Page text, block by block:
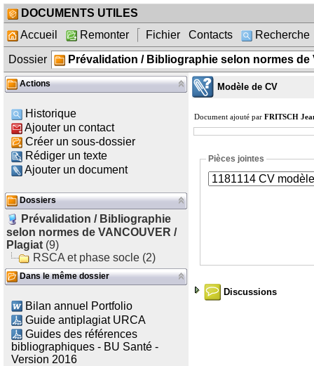
DOCUMENTS UTILES
Accueil
Remonter Fichier Contacts Recherche
Dossier Prévalidation / Bibliographie selon normes de
Actions
Historique
Ajouter un contact
Créer un sous-dossier
Rédiger un texte
Ajouter un document
Dossiers
Prévalidation / Bibliographie
selon normes de VANCOUVER /
Plagiat (9)
RSCA et phase socle (2)
Dans le même dossier
Bilan annuel Portfolio
Guide antiplagiat URCA
Guides des références
bibliographiques - BU Santé -
Version 2016
Modèle de CV
Document ajouté par FRITSCH
Pièces jointes
Discussions